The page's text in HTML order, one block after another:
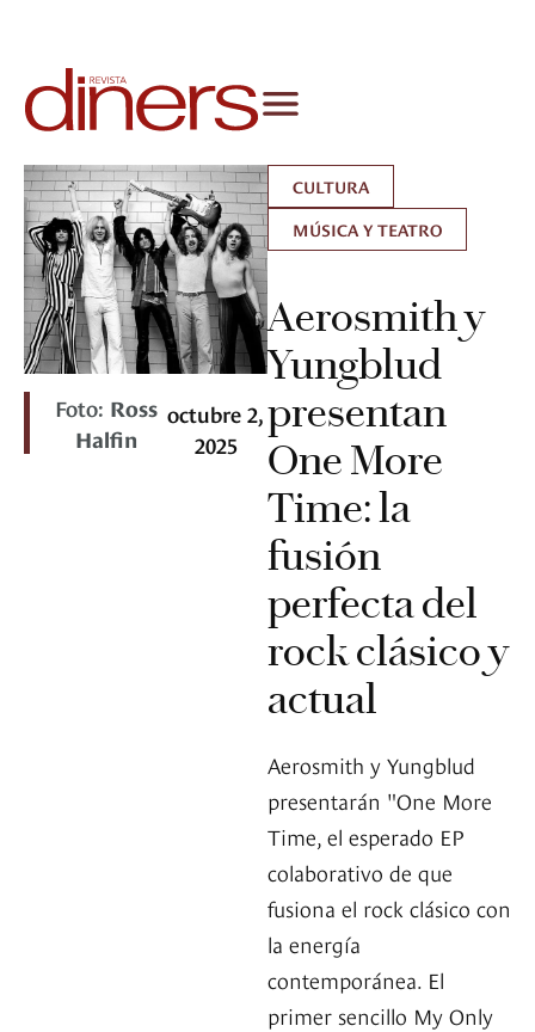
Foto: Ross
Halfin
octubre 2,
2025
CULTURA
MÚSICA Y TEATRO
Aerosmith y
Yungblud
presentan
One More
Time: la
fusión
perfecta del
rock clásico y
actual
Aerosmith y Yungblud
presentarán "One More
Time, el esperado EP
colaborativo de que
fusiona el rock clásico con
la energía
contemporánea. El
primer sencillo My Only